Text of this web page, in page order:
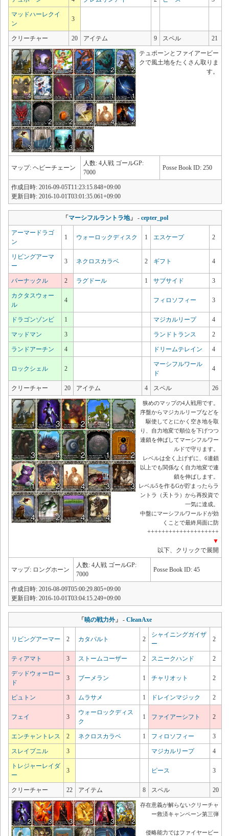
マッドハーレクイ
ン
3
クリーチャー 20 アイテム 9 スペル 21
テュポーンとファイアービー
クで風土地をたくさん取りま
す。
マップ: ヘビーチェーン
人数: 4人戦 ゴールGP:
7000
Posse Book ID: 250
作成日時: 2016-09-05T11:23:15.848+09:00
更新日時: 2016-10-01T03:01:35.061+09:00
「マーシフルラントラ地」 - cepter_pol
アーマードラゴ
ン
1 ウォーロックディスク 1 エスケープ 2
リビングアーマ
ー
3 ネクロスカラベ 2 ギフト 4
バーナックル 2 ラグドール 1 サブサイド 3
カクタスウォー
ル
4 フィロソフィー 3
ドラゴンゾンビ 1 マジカルリープ 4
マッドマン 3 ランドトランス 2
ランドアーチン 4 ドリームテレイン 4
ロックシェル 2
マーシフルワール
ド
4
クリーチャー 20 アイテム 4 スペル 26
狭めのマップの4人戦用です。
序盤からマジカルリープなどを
駆使してとにかく空き地を取
り、自力地変で順位を下げつつ
連鎖を伸ばしてマーシフルワー
ルドで守ります。
レベルは全く上げずに、6連鎖
以上でも関係なく自力地変で連
鎖を伸ばします。
レベル5を作るGが貯まったらラ
ントラ（天トラ）から再投資で
一気に達成。
中盤にマーシフルワールドが効
くことで最終局面に防
++++++++++++++++++++
▼
以下、クリックで展開
マップ: ロングホーン
人数: 4人戦 ゴールGP:
7000
Posse Book ID: 45
作成日時: 2016-08-09T05:00:29.805+09:00
更新日時: 2016-10-01T03:04:15.249+09:00
「暁の戦力外」 - CleanAxe
リビングアーマー 2 カタパルト 2
シャイニングガイザ
ー
2
ティアマト 3 ストームコーザー 2 スニークハンド 2
デッドウォーロー
ド
3 ブーメラン 1 チャリオット 2
ピュトン 3 ムラサメ 1 ドレインマジック 2
フェイ 3
ウォーロックディス
ク
1 ファイアーシフト 2
エンチャントレス 2 ネクロスカラベ 1 フィロソフィー 3
スレイプニル 3 マジカルリープ 4
トレジャーレイダ
ー
3 ピース 3
クリーチャー 22 アイテム 8 スペル 20
存在意義が解らないクリーチャ
ー救済キャンペーン第三弾
侵略能力ではファイヤービー